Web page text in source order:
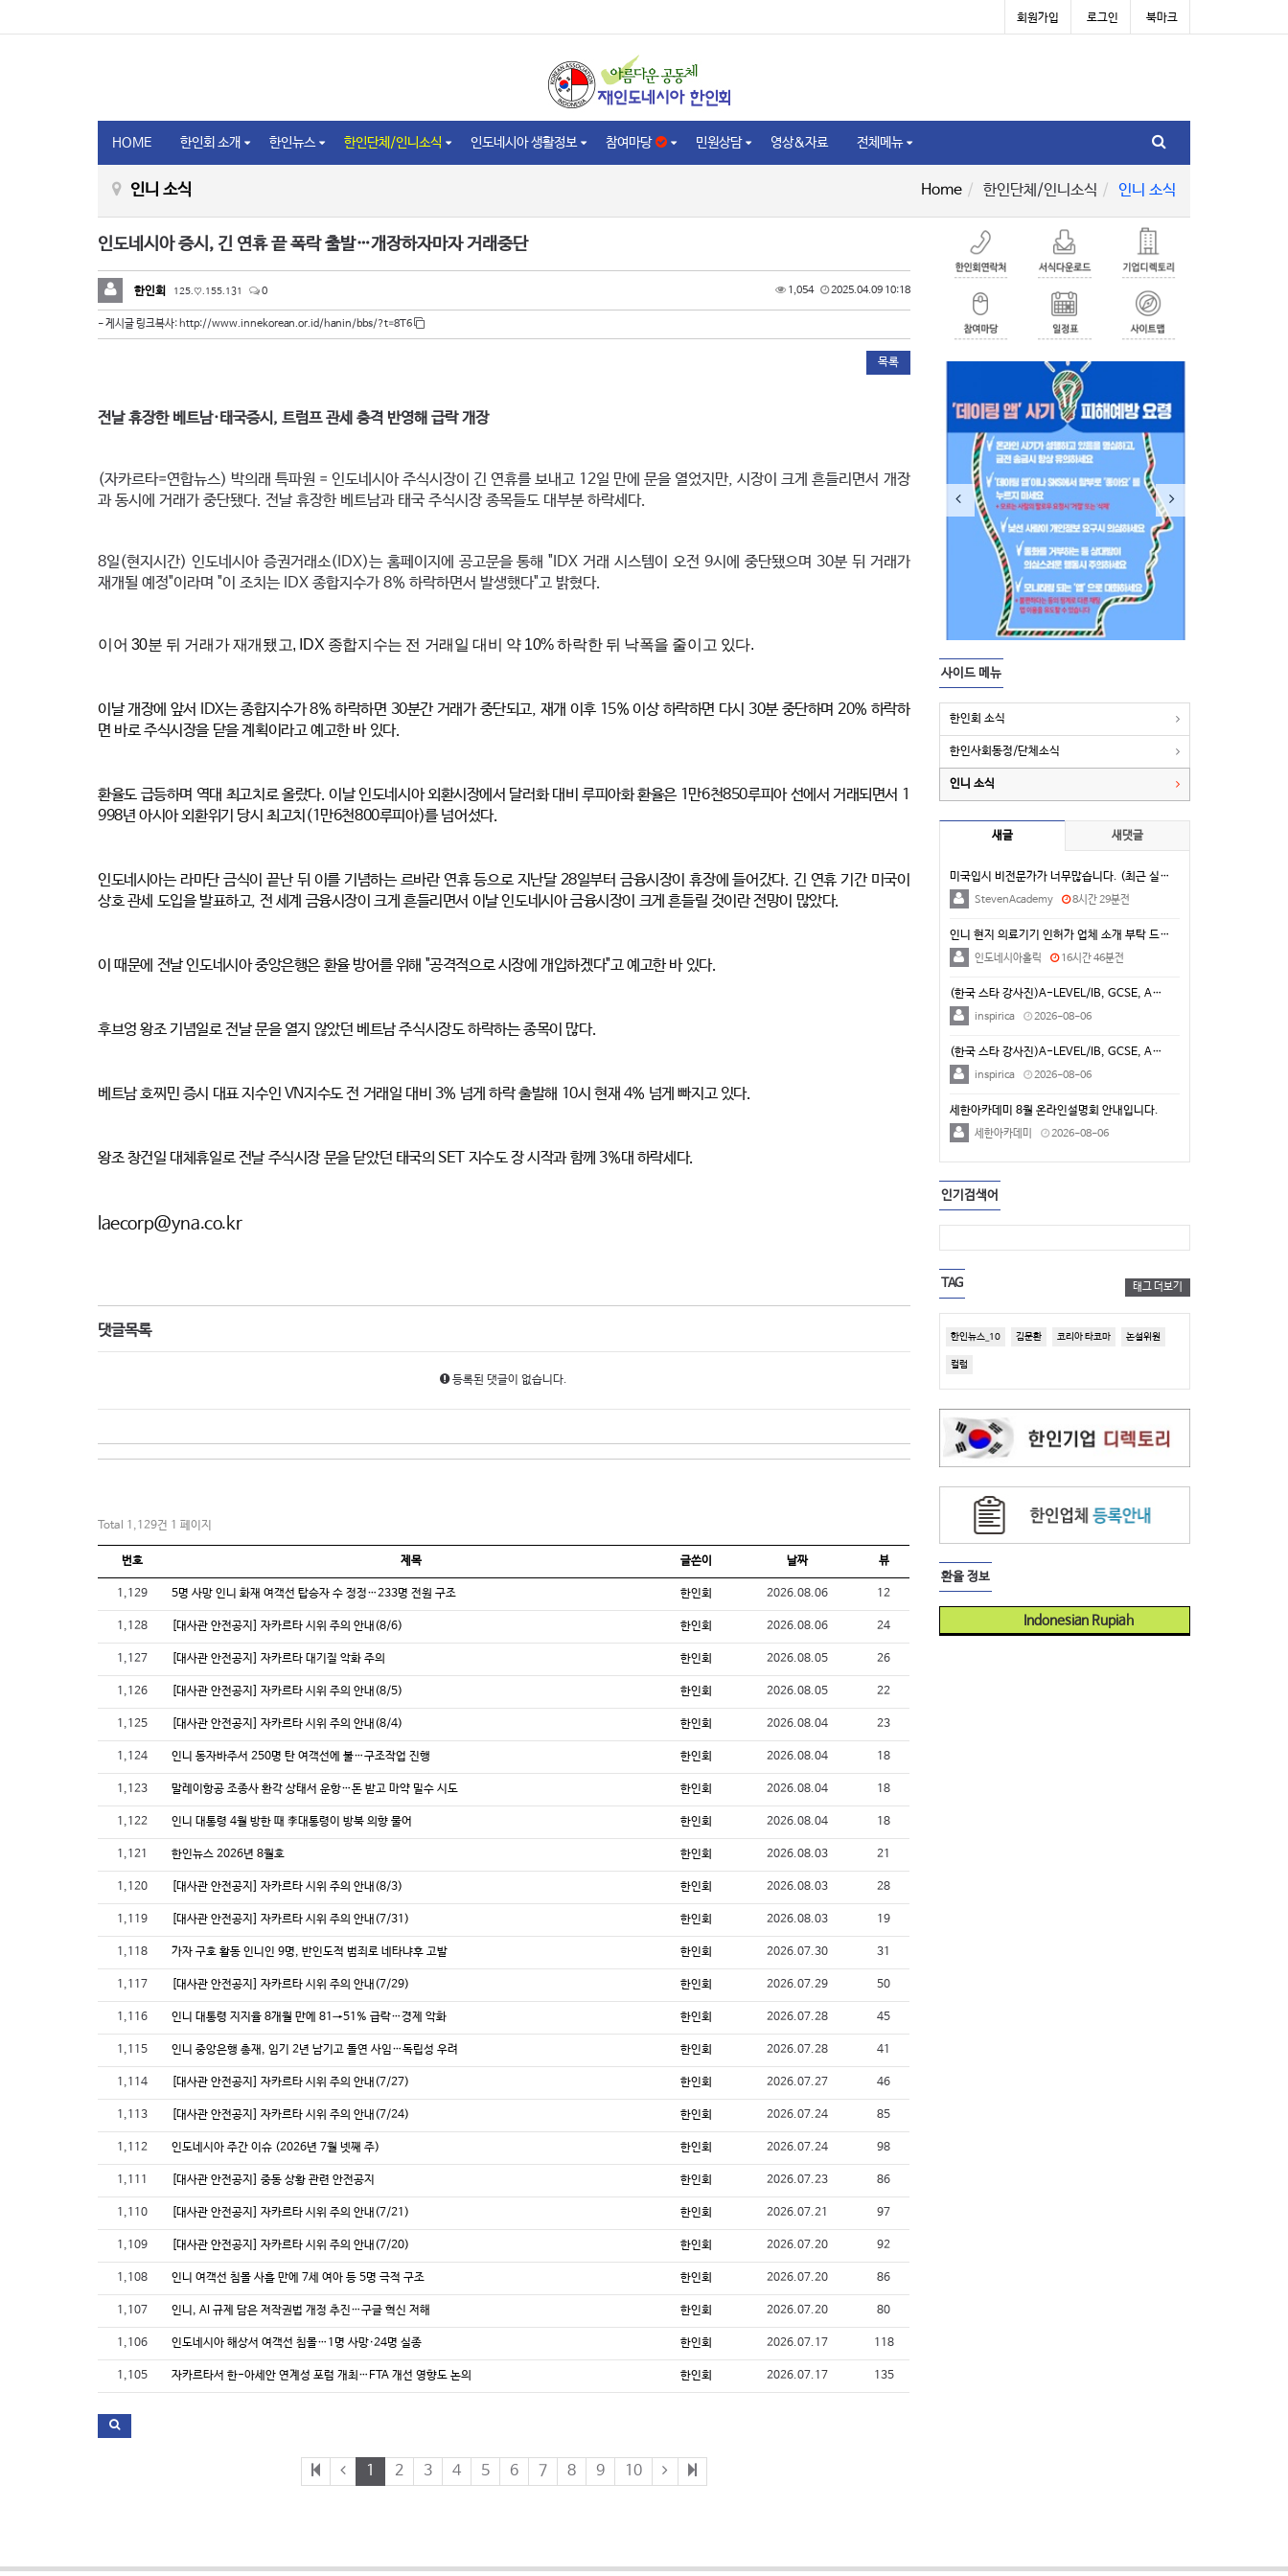
회원가입 로그인 북마크
HOME 한인회 소개 한인뉴스 한인단체/인니소식 인도네시아 생활정보 참여마당 민원상담 영상&자료 전체메뉴
인니 소식 Home 한인단체/인니소식 인니 소식
인도네시아 증시, 긴 연휴 끝 폭락 출발…개장하자마자 거래중단
한인회 125.♡.155.131 0 1,054 2025.04.09 10:18
- 게시글 링크복사: http://www.innekorean.or.id/hanin/bbs/?t=8T6
목록
전날 휴장한 베트남·태국증시, 트럼프 관세 충격 반영해 급락 개장
(자카르타=연합뉴스) 박의래 특파원 = 인도네시아 주식시장이 긴 연휴를 보내고 12일 만에 문을 열었지만, 시장이 크게 흔들리면서 개장
과 동시에 거래가 중단됐다. 전날 휴장한 베트남과 태국 주식시장 종목들도 대부분 하락세다.
8일(현지시간) 인도네시아 증권거래소(IDX)는 홈페이지에 공고문을 통해 "IDX 거래 시스템이 오전 9시에 중단됐으며 30분 뒤 거래가
재개될 예정"이라며 "이 조치는 IDX 종합지수가 8% 하락하면서 발생했다"고 밝혔다.
이어 30분 뒤 거래가 재개됐고, IDX 종합지수는 전 거래일 대비 약 10% 하락한 뒤 낙폭을 줄이고 있다.
이날 개장에 앞서 IDX는 종합지수가 8% 하락하면 30분간 거래가 중단되고, 재개 이후 15% 이상 하락하면 다시 30분 중단하며 20% 하락하
면 바로 주식시장을 닫을 계획이라고 예고한 바 있다.
환율도 급등하며 역대 최고치로 올랐다. 이날 인도네시아 외환시장에서 달러화 대비 루피아화 환율은 1만6천850루피아 선에서 거래되면서 1
998년 아시아 외환위기 당시 최고치(1만6천800루피아)를 넘어섰다.
인도네시아는 라마단 금식이 끝난 뒤 이를 기념하는 르바란 연휴 등으로 지난달 28일부터 금융시장이 휴장에 들어갔다. 긴 연휴 기간 미국이
상호 관세 도입을 발표하고, 전 세계 금융시장이 크게 흔들리면서 이날 인도네시아 금융시장이 크게 흔들릴 것이란 전망이 많았다.
이 때문에 전날 인도네시아 중앙은행은 환율 방어를 위해 "공격적으로 시장에 개입하겠다"고 예고한 바 있다.
후브엉 왕조 기념일로 전날 문을 열지 않았던 베트남 주식시장도 하락하는 종목이 많다.
베트남 호찌민 증시 대표 지수인 VN지수도 전 거래일 대비 3% 넘게 하락 출발해 10시 현재 4% 넘게 빠지고 있다.
왕조 창건일 대체휴일로 전날 주식시장 문을 닫았던 태국의 SET 지수도 장 시작과 함께 3%대 하락세다.
laecorp@yna.co.kr
댓글목록
등록된 댓글이 없습니다.
Total 1,129건 1 페이지
번호 제목 글쓴이 날짜 뷰
1,129 5명 사망 인니 화재 여객선 탑승자 수 정정…233명 전원 구조 한인회 2026.08.06 12
1,128 [대사관 안전공지] 자카르타 시위 주의 안내(8/6) 한인회 2026.08.06 24
1,127 [대사관 안전공지] 자카르타 대기질 악화 주의 한인회 2026.08.05 26
1,126 [대사관 안전공지] 자카르타 시위 주의 안내(8/5) 한인회 2026.08.05 22
1,125 [대사관 안전공지] 자카르타 시위 주의 안내(8/4) 한인회 2026.08.04 23
1,124 인니 동자바주서 250명 탄 여객선에 불…구조작업 진행 한인회 2026.08.04 18
1,123 말레이항공 조종사 환각 상태서 운항…돈 받고 마약 밀수 시도 한인회 2026.08.04 18
1,122 인니 대통령 4월 방한 때 李대통령이 방북 의향 물어 한인회 2026.08.04 18
1,121 한인뉴스 2026년 8월호 한인회 2026.08.03 21
1,120 [대사관 안전공지] 자카르타 시위 주의 안내(8/3) 한인회 2026.08.03 28
1,119 [대사관 안전공지] 자카르타 시위 주의 안내(7/31) 한인회 2026.08.03 19
1,118 가자 구호 활동 인니인 9명, 반인도적 범죄로 네타냐후 고발 한인회 2026.07.30 31
1,117 [대사관 안전공지] 자카르타 시위 주의 안내(7/29) 한인회 2026.07.29 50
1,116 인니 대통령 지지율 8개월 만에 81→51% 급락…경제 악화 한인회 2026.07.28 45
1,115 인니 중앙은행 총재, 임기 2년 남기고 돌연 사임…독립성 우려 한인회 2026.07.28 41
1,114 [대사관 안전공지] 자카르타 시위 주의 안내(7/27) 한인회 2026.07.27 46
1,113 [대사관 안전공지] 자카르타 시위 주의 안내(7/24) 한인회 2026.07.24 85
1,112 인도네시아 주간 이슈 (2026년 7월 넷째 주) 한인회 2026.07.24 98
1,111 [대사관 안전공지] 중동 상황 관련 안전공지 한인회 2026.07.23 86
1,110 [대사관 안전공지] 자카르타 시위 주의 안내(7/21) 한인회 2026.07.21 97
1,109 [대사관 안전공지] 자카르타 시위 주의 안내(7/20) 한인회 2026.07.20 92
1,108 인니 여객선 침몰 사흘 만에 7세 여아 등 5명 극적 구조 한인회 2026.07.20 86
1,107 인니, AI 규제 담은 저작권법 개정 추진…구글 혁신 저해 한인회 2026.07.20 80
1,106 인도네시아 해상서 여객선 침몰…1명 사망·24명 실종 한인회 2026.07.17 118
1,105 자카르타서 한-아세안 연계성 포럼 개최…FTA 개선 영향도 논의 한인회 2026.07.17 135
1 2 3 4 5 6 7 8 9 10
사이드 메뉴
한인회 소식
한인사회동정/단체소식
인니 소식
새글 새댓글
미국입시 비전문가가 너무많습니다. (최근 실제 상담 사…
StevenAcademy 8시간 29분전
인니 현지 의료기기 인허가 업체 소개 부탁 드립니다.
인도네시아홀릭 16시간 46분전
(한국 스타 강사진)A-LEVEL/IB, GCSE, A…
inspirica 2026-08-06
(한국 스타 강사진)A-LEVEL/IB, GCSE, A…
inspirica 2026-08-06
세한아카데미 8월 온라인설명회 안내입니다.
세한아카데미 2026-08-06
인기검색어
TAG 태그 더보기
한인뉴스_10 김문환 코리아 타코마 논설위원
컬럼
환율 정보
Indonesian Rupiah